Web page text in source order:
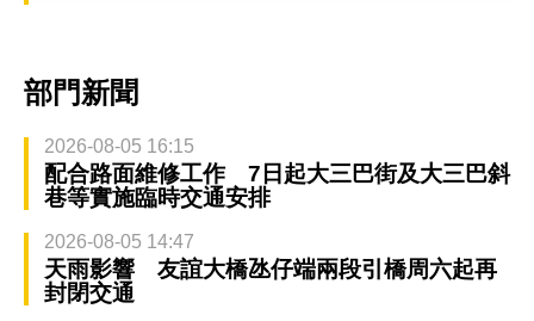
部門新聞
2026-08-05 16:15
配合路面維修工作 7日起大三巴街及大三巴斜
巷等實施臨時交通安排
2026-08-05 14:47
天雨影響 友誼大橋氹仔端兩段引橋周六起再
封閉交通